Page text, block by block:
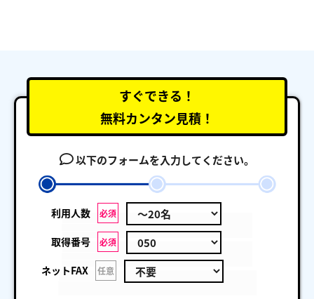
すぐできる！
無料カンタン見積！
以下のフォームを入力してください。
利用人数 必須
取得番号 必須
ネットFAX 任意